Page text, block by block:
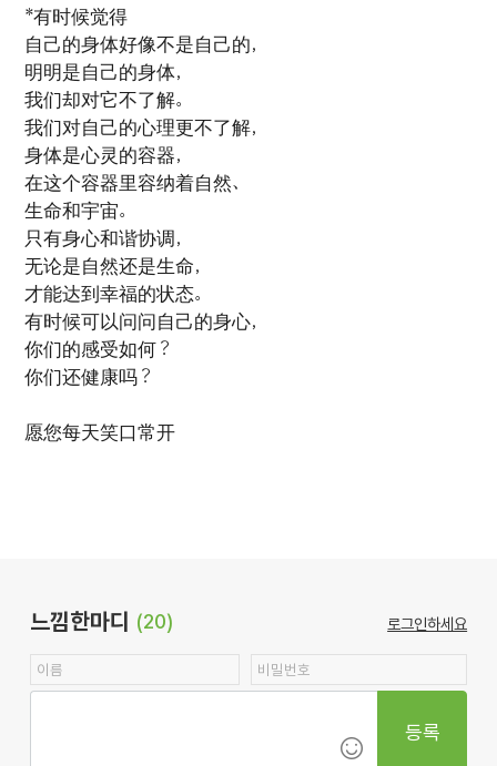
*有时候觉得
自己的身体好像不是自己的，
明明是自己的身体，
我们却对它不了解。
我们对自己的心理更不了解，
身体是心灵的容器，
在这个容器里容纳着自然、
生命和宇宙。
只有身心和谐协调，
无论是自然还是生命，
才能达到幸福的状态。
有时候可以问问自己的身心，
你们的感受如何？
你们还健康吗？
愿您每天笑口常开
느낌한마디 (20) 로그인하세요
등록